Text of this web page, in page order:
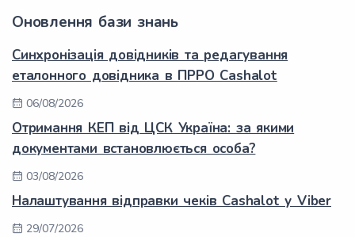
Оновлення бази знань
Синхронізація довідників та редагування
еталонного довідника в ПРРО Cashalot
06/08/2026
Отримання КЕП від ЦСК Україна: за якими
документами встановлюється особа?
03/08/2026
Налаштування відправки чеків Cashalot у Viber
29/07/2026